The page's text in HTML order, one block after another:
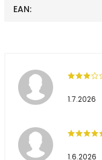
EAN:
1.7.2026
1.6.2026